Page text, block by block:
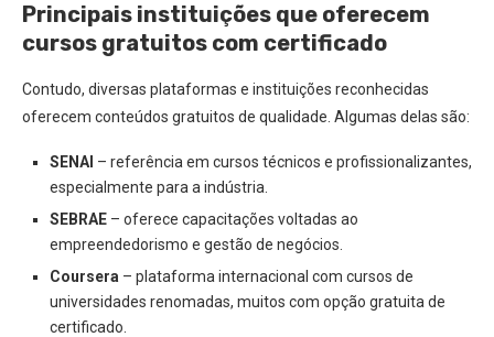
Principais instituições que oferecem
cursos gratuitos com certificado
Contudo, diversas plataformas e instituições reconhecidas
oferecem conteúdos gratuitos de qualidade. Algumas delas são:
SENAI – referência em cursos técnicos e profissionalizantes,
especialmente para a indústria.
SEBRAE – oferece capacitações voltadas ao
empreendedorismo e gestão de negócios.
Coursera – plataforma internacional com cursos de
universidades renomadas, muitos com opção gratuita de
certificado.